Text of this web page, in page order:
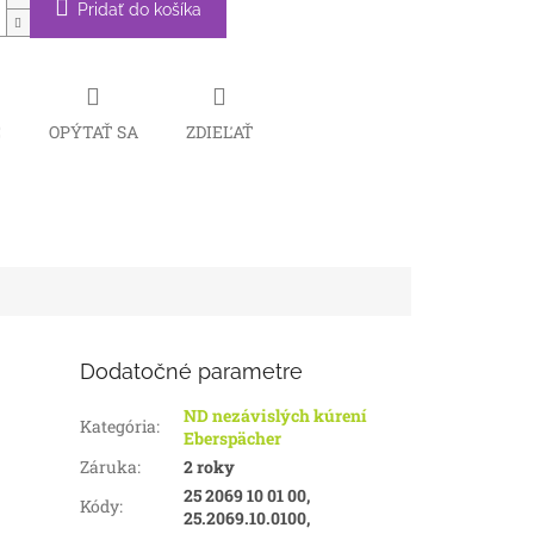
Pridať do košíka
OPÝTAŤ SA ZDIEĽAŤ
Dodatočné parametre
Kategória:
ND nezávislých kúrení
Eberspächer
Záruka:
2 roky
Kódy:
25 2069 10 01 00,
25.2069.10.0100,